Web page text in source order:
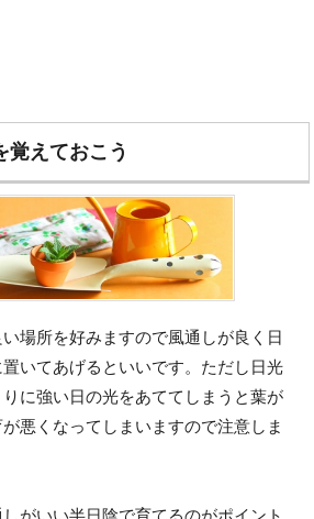
覚えておこう
場所を好みますので風通しが良く日
いてあげるといいです。ただし日光
に強い日の光をあててしまうと葉が
悪くなってしまいますので注意しま